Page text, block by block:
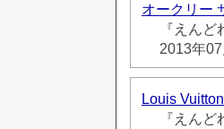
オークリー
『えん
2013年
Louis
『えん